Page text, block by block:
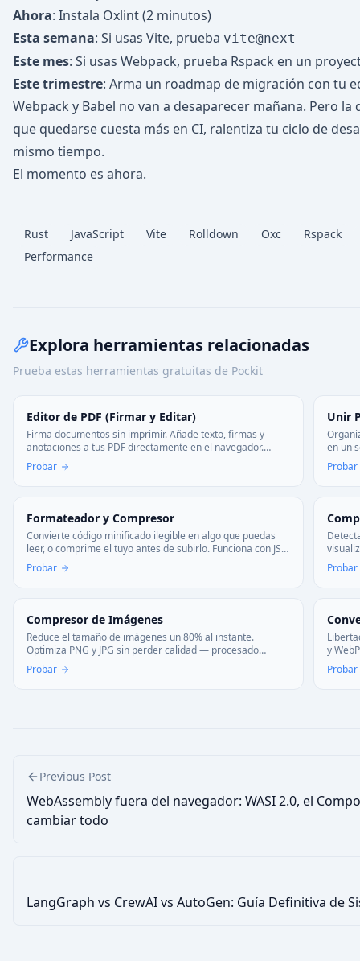
Ahora: Instala Oxlint (2 minutos)
Esta semana: Si usas Vite, prueba vite@next
Este mes: Si usas Webpack, prueba Rspack en un
Este trimestre: Arma un roadmap de migración con tu
Webpack y Babel no van a desaparecer mañana. Pero
que quedarse cuesta más en CI, ralentiza tu ciclo de
mismo tiempo.
El momento es ahora.
Rust JavaScript Vite Rolldown Oxc
Rspack
Performance
Explora herramientas relacionadas
Prueba estas herramientas gratuitas de Pockit
Editor de PDF (Firmar y Editar)
Firma documentos sin imprimir. Añade texto, firmas y
anotaciones a tus PDF directamente en el navegador.
Rápido, gratuito y sin instalar nada.
Probar
Unir
en un
Probar
Formateador y Compresor
Convierte código minificado ilegible en algo que puedas
leer, o comprime el tuyo antes de subirlo. Funciona con JS,
CSS y HTML—todo en tu navegador, sin subir nada.
Probar Probar
Compresor de Imágenes
Reduce el tamaño de imágenes un 80% al instante.
Optimiza PNG y JPG sin perder calidad — procesado
totalmente en tu dispositivo para máxima privacidad.
Probar
y
total:
Probar
Previous Post
WebAssembly fuera del navegador: WASI 2.0, el
cambiar todo
LangGraph vs CrewAI vs AutoGen: Guía Definitiva de